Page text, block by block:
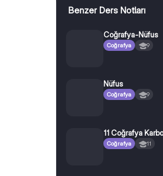
Benzer Ders Notları
Coğrafya-Nüfus
Coğrafya 9
Nüfus
Coğrafya 9
11 Coğrafya
Coğrafya 11